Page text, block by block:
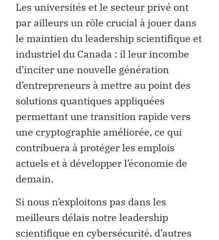
Les universités et le secteur privé ont
par ailleurs un rôle crucial à jouer dans
le maintien du leadership scientifique et
industriel du Canada : il leur incombe
d’inciter une nouvelle génération
d’entrepreneurs à mettre au point des
solutions quantiques appliquées
permettant une transition rapide vers
une cryptographie améliorée, ce qui
contribuera à protéger les emplois
actuels et à développer l’économie de
demain.
Si nous n’exploitons pas dans les
meilleurs délais notre leadership
scientifique en cybersécurité, d’autres